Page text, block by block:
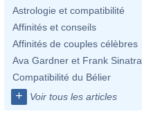
Astrologie et compatibilité
Affinités et conseils
Affinités de couples célèbres
Ava Gardner et Frank Sinatra
Compatibilité du Bélier
+ Voir tous les articles